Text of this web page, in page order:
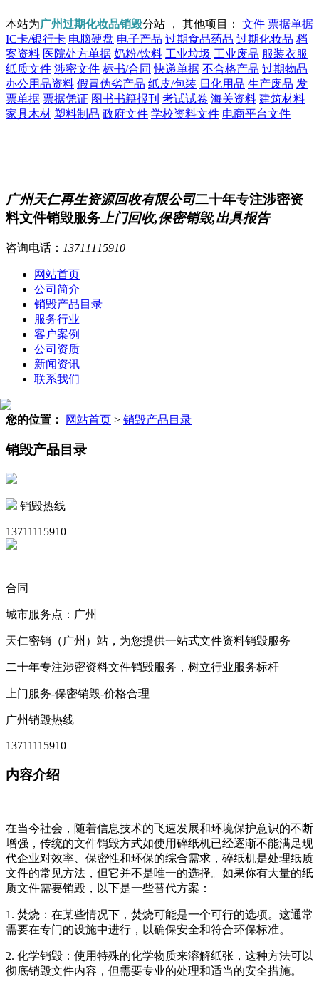
本站为广州过期化妆品销毁分站 ， 其他项目： 文件 票据单据
IC卡/银行卡 电脑硬盘 电子产品 过期食品药品 过期化妆品 档
案资料 医院处方单据 奶粉/饮料 工业垃圾 工业废品 服装衣服
纸质文件 涉密文件 标书/合同 快递单据 不合格产品 过期物品
办公用品资料 假冒伪劣产品 纸皮/包装 日化用品 生产废品 发
票单据 票据凭证 图书书籍报刊 考试试卷 海关资料 建筑材料
家具木材 塑料制品 政府文件 学校资料文件 电商平台文件
广州天仁再生资源回收有限公司二十年专注涉密资
料文件销毁服务 上门回收,保密销毁,出具报告
咨询电话： 13711115910
网站首页
公司简介
销毁产品目录
服务行业
客户案例
公司资质
新闻资讯
联系我们
您的位置： 网站首页 > 销毁产品目录
销毁产品目录
销毁热线
13711115910
合同
城市服务点：广州
天仁密销（广州）站，为您提供一站式文件资料销毁服务
二十年专注涉密资料文件销毁服务，树立行业服务标杆
上门服务-保密销毁-价格合理
广州销毁热线
13711115910
内容介绍
在当今社会，随着信息技术的飞速发展和环境保护意识的不断
增强，传统的文件销毁方式如使用碎纸机已经逐渐不能满足现
代企业对效率、保密性和环保的综合需求，碎纸机是处理纸质
文件的常见方法，但它并不是唯一的选择。如果你有大量的纸
质文件需要销毁，以下是一些替代方案：
1. 焚烧：在某些情况下，焚烧可能是一个可行的选项。这通常
需要在专门的设施中进行，以确保安全和符合环保标准。
2. 化学销毁：使用特殊的化学物质来溶解纸张，这种方法可以
彻底销毁文件内容，但需要专业的处理和适当的安全措施。